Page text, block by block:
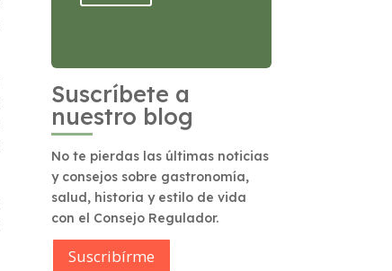
Suscríbete a
nuestro blog
No te pierdas las últimas noticias
y consejos sobre gastronomía,
salud, historia y estilo de vida
con el Consejo Regulador.
Suscribírme